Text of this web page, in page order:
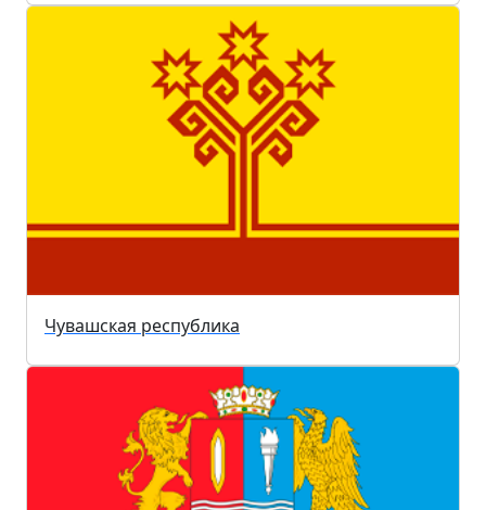
Чувашская республика